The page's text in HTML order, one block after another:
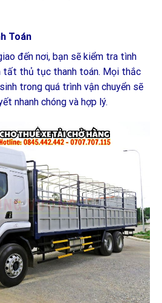
Toán
đến nơi, bạn sẽ kiểm tra tình
tất thủ tục thanh toán. Mọi thắc
trong quá trình vận chuyển sẽ
nhanh chóng và hợp lý.